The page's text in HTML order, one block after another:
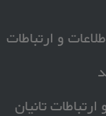
و ارتباطات
تانیان